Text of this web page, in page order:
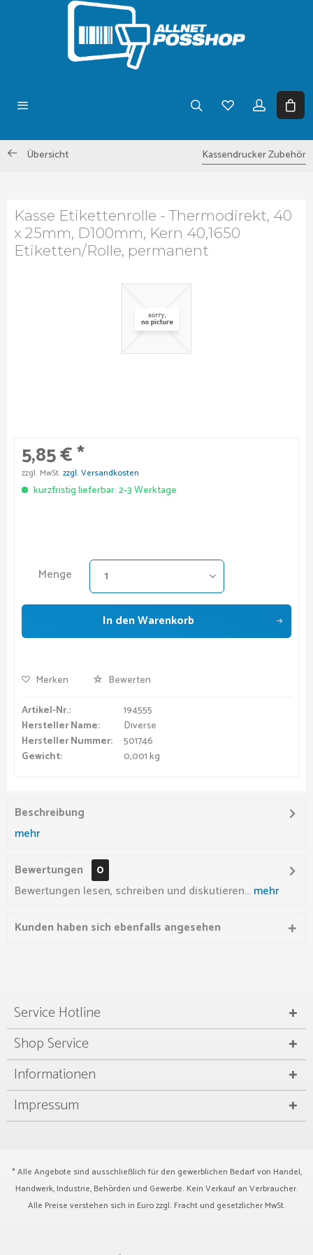
Übersicht Kassendrucker Zubehör
Kasse Etikettenrolle - Thermodirekt, 40
x 25mm, D100mm, Kern 40,1650
Etiketten/Rolle, permanent
5,85 € *
zzgl. MwSt. zzgl. Versandkosten
kurzfristig lieferbar: 2-3 Werktage
Menge
In denWarenkorb
Merken
Bewerten
Artikel-Nr.:
194555
Hersteller Name:
Diverse
Hersteller Nummer:
501746
Gewicht:
0,001 kg
Beschreibung
mehr
Bewertungen
0
Bewertungen lesen, schreiben und diskutieren...mehr
Kunden haben sich ebenfalls angesehen
Service Hotline
Shop Service
Informationen
Impressum
* Alle Angebote sind ausschließlich für den gewerblichen Bedarf von Handel,
Handwerk, Industrie, Behörden und Gewerbe. Kein Verkauf an Verbraucher.
Alle Preise verstehen sich in Euro zzgl. Frachtund gesetzlicher MwSt.